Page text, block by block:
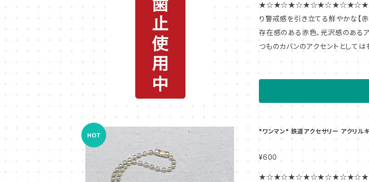
★☆★☆★☆★☆★☆★☆★☆★☆★☆★☆ 大好評の「手歯止メ使用中」アクリ
り警戒感を引き立てる鮮やかな【赤】バリエーショ
存在感のある赤色、光沢感のある
つものカバンのアクセントとしては
モアあふれる目印としてもお楽しみ
"ワンマン" 鉄道アクセサリー アクリル
¥600
★☆★☆★☆★☆★☆★☆★☆★☆★☆★☆ この